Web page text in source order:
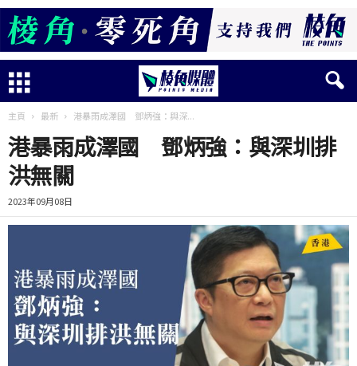
主頁 最新 港暴雨成澤國 鄧炳強：與深...
港暴雨成澤國 鄧炳強：與深圳排
洪無關
2023年09月08日